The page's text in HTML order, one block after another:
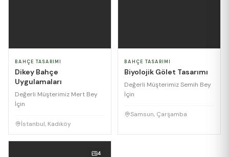
BAHÇE TASARIMI
Dikey Bahçe
Uygulamaları
Değerli Müşterimiz Mert Bey
İçin
İstanbul, Kadıköy
BAHÇE TASARIMI
Biyolojik Gölet Tasarımı
Değerli Müşterimiz Semih Bey
İçin
Samsun, Çarşamba
4